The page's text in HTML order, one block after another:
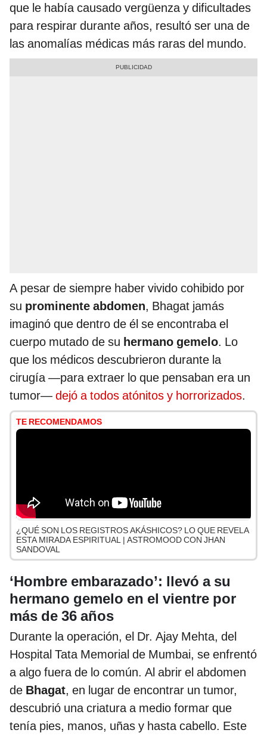
que le había causado vergüenza y dificultades
para respirar durante años, resultó ser una de
las anomalías médicas más raras del mundo.
A pesar de siempre haber vivido cohibido por
su prominente abdomen, Bhagat jamás
imaginó que dentro de él se encontraba el
cuerpo mutado de su hermano gemelo. Lo
que los médicos descubrieron durante la
cirugía —para extraer lo que pensaban era un
tumor— dejó a todos atónitos y horrorizados.
TE RECOMENDAMOS
¿QUÉ SON LOS REGISTROS AKÁSHICOS? LO QUE REVELA
ESTA MIRADA ESPIRITUAL | ASTROMOOD CON JHAN
SANDOVAL
‘Hombre embarazado’: llevó a su
hermano gemelo en el vientre por
más de 36 años
Durante la operación, el Dr. Ajay Mehta, del
Hospital Tata Memorial de Mumbai, se enfrentó
a algo fuera de lo común. Al abrir el abdomen
de Bhagat, en lugar de encontrar un tumor,
descubrió una criatura a medio formar que
tenía pies, manos, uñas y hasta cabello. Este